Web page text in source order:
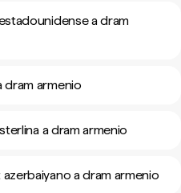
a dram
dram armenio
a dram armenio
a dram armenio